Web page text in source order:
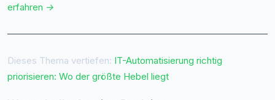
erfahren →
Dieses Thema vertiefen: IT-Automatisierung richtig
priorisieren: Wo der größte Hebel liegt